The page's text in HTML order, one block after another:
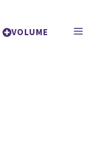
VOLUME MENU